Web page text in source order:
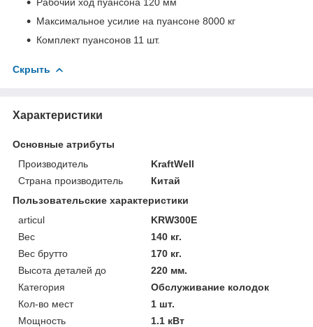
Максимальное усилие на пуансоне 8000 кг
Комплект пуансонов 11 шт.
Скрыть
Характеристики
Основные атрибуты
Производитель
KraftWell
Страна производитель
Китай
Пользовательские характеристики
articul
KRW300E
Вес
140 кг.
Вес брутто
170 кг.
Высота деталей до
220 мм.
Категория
Обслуживание колодок
Кол-во мест
1 шт.
Мощность
1.1 кВт